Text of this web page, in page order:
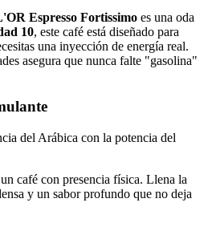
Espresso Fortissimo es una oda
10, este café está diseñado para
una inyección de energía real.
asegura que nunca falte "gasolina"
del Arábica con la potencia del
café con presencia física. Llena la
y un sabor profundo que no deja